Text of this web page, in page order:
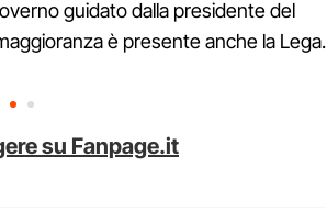
guidato dalla presidente del
è presente anche la Lega.
su Fanpage.it